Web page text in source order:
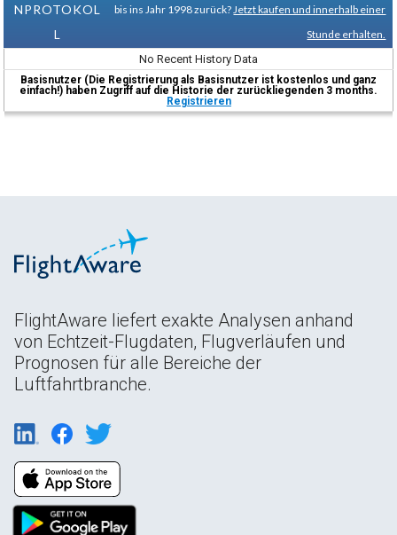
NPROTOKOL
L
bis ins Jahr 1998 zurück? Jetzt kaufen und innerhalb einer
Stunde erhalten.
No Recent History Data
Basisnutzer (Die Registrierung als Basisnutzer ist kostenlos und ganz
einfach!) haben Zugriff auf die Historie der zurückliegenden 3 months.
Registrieren
FlightAware liefert exakte Analysen anhand
von Echtzeit-Flugdaten, Flugverläufen und
Prognosen für alle Bereiche der
Luftfahrtbranche.